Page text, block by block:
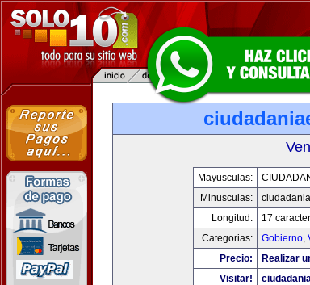
Mayusculas:
Minusculas:
Longitud:
17
Categorias:
Gobierno,
Precio:
Realizar
Visitar!